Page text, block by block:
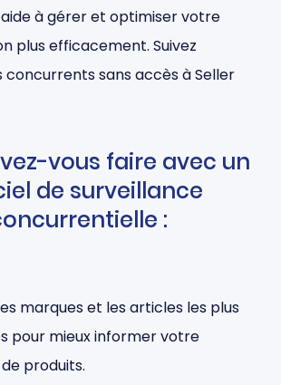
à gérer et optimiser votre
plus efficacement. Suivez
sans accès à Seller
vous faire avec un
de surveillance
:
marques et les articles les plus
pour mieux informer votre
produits.